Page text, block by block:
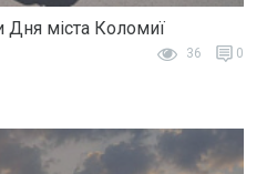
Дня міста Коломиї
36 0